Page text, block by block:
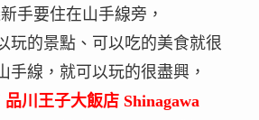
手要住在山手線旁，
玩的景點、可以吃的美食就很
手線，就可以玩的很盡興，
品川王子大飯店 Shinagawa